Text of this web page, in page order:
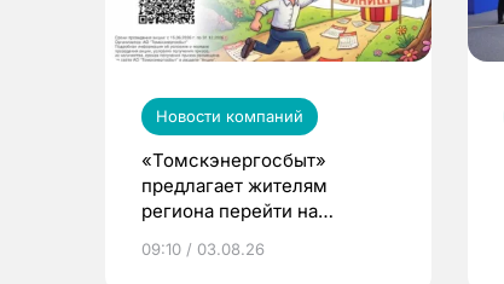
Новости компаний
«Томскэнергосбыт»
предлагает жителям
региона перейти на
выиграть призы
09:10 / 03.08.26